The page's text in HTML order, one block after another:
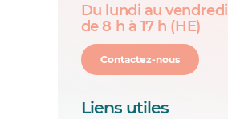
Du lundi au vendredi
de 8 h à 17 h (HE)
Contactez-nous
Liens utiles